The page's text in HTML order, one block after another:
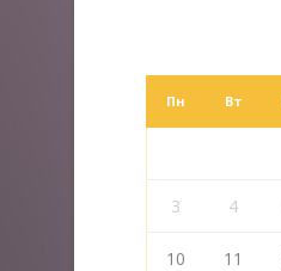
Пн Вт
3 4
10 11